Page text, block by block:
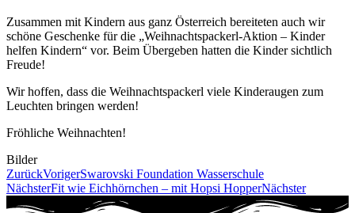
Zusammen mit Kindern aus ganz Österreich bereiteten auch wir
schöne Geschenke für die „Weihnachtspackerl-Aktion – Kinder
helfen Kindern“ vor. Beim Übergeben hatten die Kinder sichtlich
Freude!
Wir hoffen, dass die Weihnachtspackerl viele Kinderaugen zum
Leuchten bringen werden!
Fröhliche Weihnachten!
Bilder
ZurückVorigerSwarovski Foundation Wasserschule
NächsterFit wie Eichhörnchen – mit Hopsi HopperNächster